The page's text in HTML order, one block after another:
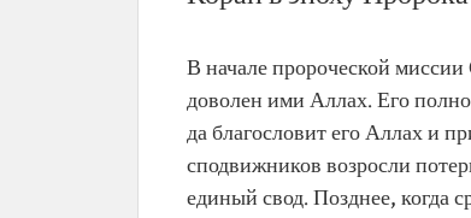
В начале пророческой
доволен ими Аллах. Его
да благословит его Аллах и
сподвижников возросли
единый свод. Позднее, когда